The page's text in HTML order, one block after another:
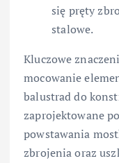
się pręty
stalowe.
Kluczowe
mocowanie
balustrad do
zaprojektowane
powstawania
zbrojenia oraz